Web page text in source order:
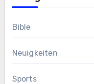
Bible
Neuigkeiten
Sports